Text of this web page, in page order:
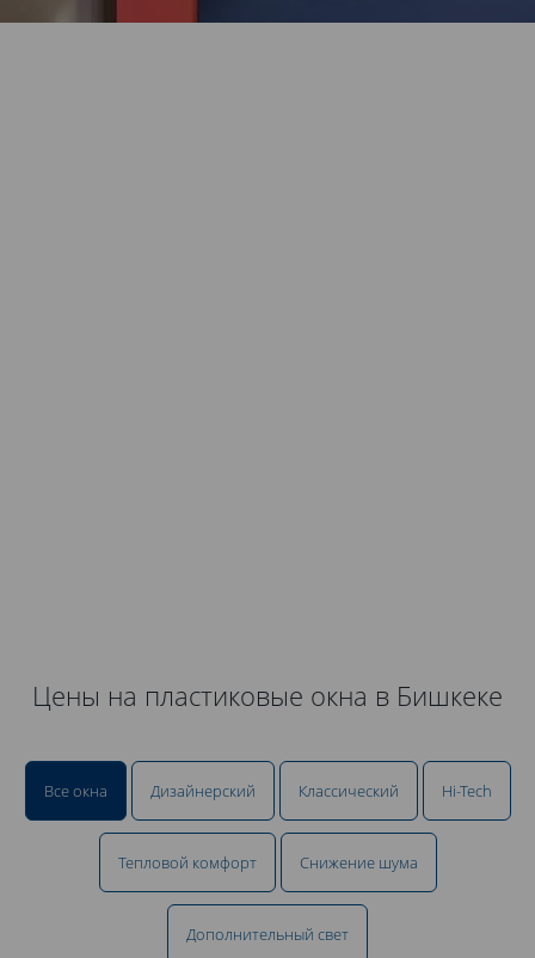
Цены на пластиковые окна в Бишкеке
Все окна Дизайнерский Классический Hi-Tech
Тепловой комфорт Снижение шума
Дополнительный свет